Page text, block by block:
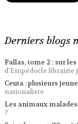
Derniers blogs
Pallas, tome 2 : sur
d'Empédocle librairie
Ceuta : plusieurs
nationaliste
Les animaux
?